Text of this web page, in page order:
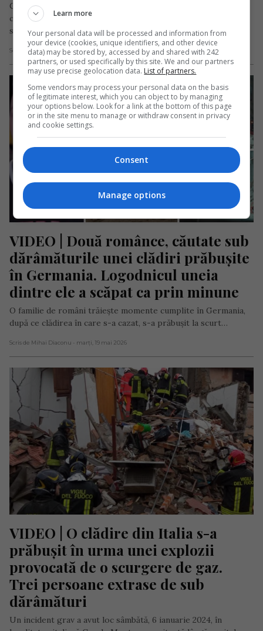
Cele două românce prinse sub dărâmăturile unei clădiri în
care erau cazate, în Germania, sunt căutate în continuare de
salvatori,…
Scris de Mihai Diaconu - marți, 19 mai 2026
VIDEO | Două românce, căutate sub
dărâmăturile unei clădiri prăbușite
în Germania. Logodnicul uneia
dintre ele a scăpat ca prin minune
O familie de români trăiește momente cumplite în Germania,
după ce clădirea în care s-a cazat, s-a prăbușit la scurt…
Scris de Mihai Diaconu - marți, 19 mai 2026
VIDEO | O clădire din Italia s-a
prăbușit în urma unei explozii
provocată de o scurgere de gaz.
Trei persoane extrase de sub
dărâmături
Un incident grav a avut loc sâmbătă, 6 ianuarie 2024, în
Learn more
Your personal data will be processed and information from
your device (cookies, unique identifiers, and other device
data) may be stored by, accessed by and shared with 242
partners, or used specifically by this site. We and our partners
may use precise geolocation data. List of partners.
Some vendors may process your personal data on the basis
of legitimate interest, which you can object to by managing
your options below. Look for a link at the bottom of this page
or in the site menu to manage or withdraw consent in privacy
and cookie settings.
Consent
Manage options